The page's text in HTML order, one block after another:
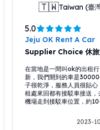
🇹🇼Taiwan (臺
5.0
Jeju OK Rent A Car
Supplier Choice 休旅
在當地是一間叫ok的出租
新，我們開到的車是
子很乾淨，服務人員很貼心
租處來回都有接駁車接送，
機場走到接駁車位置，約
機場。非常舒服的一次體
州一樣會選擇這家出租車行
2023-